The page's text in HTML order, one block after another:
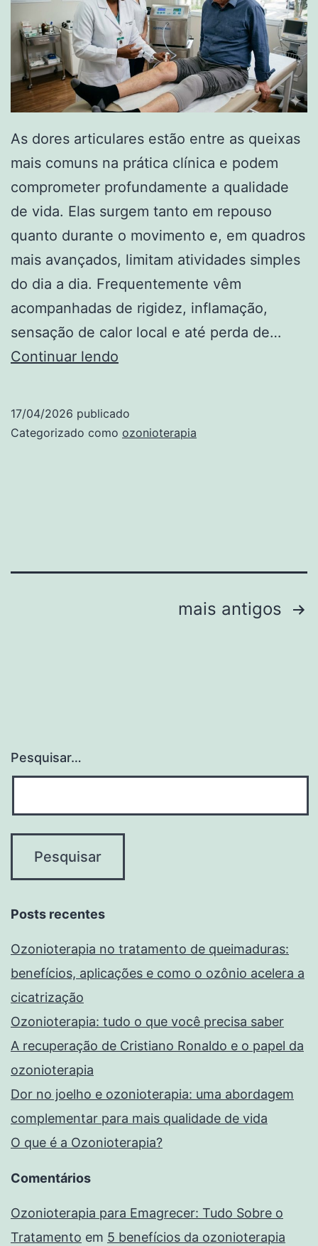
As dores articulares estão entre as queixas
mais comuns na prática clínica e podem
comprometer profundamente a qualidade
de vida. Elas surgem tanto em repouso
quanto durante o movimento e, em quadros
mais avançados, limitam atividades simples
do dia a dia. Frequentemente vêm
acompanhadas de rigidez, inflamação,
sensação de calor local e até perda de…
Continuar lendo
problemas
17/04/2026 publicado
Categorizado como ozonioterapia
mais antigos
Pesquisar…
Posts recentes
Ozonioterapia no tratamento de queimaduras:
benefícios, aplicações e como o ozônio acelera a
cicatrização
Ozonioterapia: tudo o que você precisa saber
A recuperação de Cristiano Ronaldo e o papel da
ozonioterapia
Dor no joelho e ozonioterapia: uma abordagem
complementar para mais qualidade de vida
O que é a Ozonioterapia?
Comentários
Ozonioterapia para Emagrecer: Tudo Sobre o
Tratamento em 5 benefícios da ozonioterapia